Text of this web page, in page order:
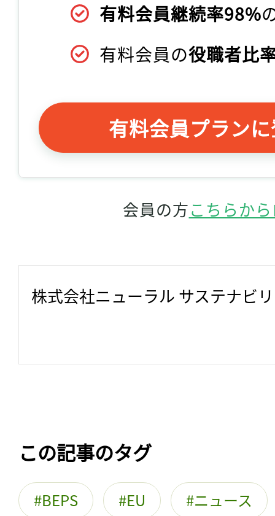
有料会員継続率98%
有料会員の役職者比
有料会員プラン
会員の方こちらか
株式会社ニューラル サステナビ
この記事のタグ
BEPS EU ニュース